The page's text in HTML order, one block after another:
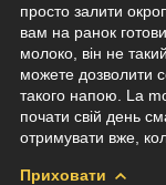
просто залити
вам на ранок
молоко, він не
можете дозволити
такого напою. La
почати свій день
отримувати вже,
Приховати